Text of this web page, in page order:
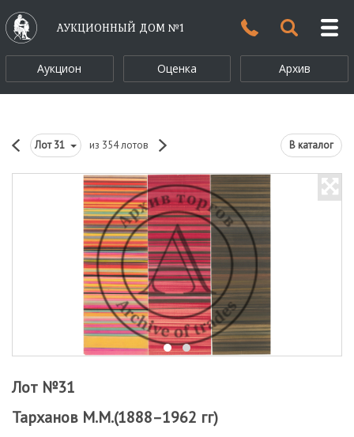
АУКЦИОННЫЙ ДОМ №1
Аукцион Оценка Архив
Лот31 из 354 лотов В каталог
Лот №31
Тарханов М.М.(1888–1962 гг)